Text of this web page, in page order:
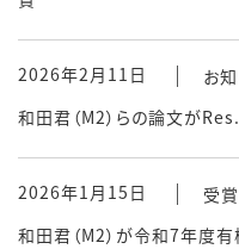
2026年2月11日
お
和田君（M2）らの論文が
2026年1月15日
受賞
和田君（M2）が令和7年度